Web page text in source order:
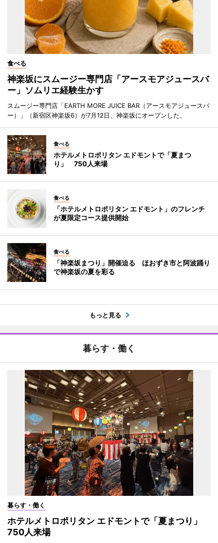
食べる
神楽坂にスムージー専門店「アースモアジュースバ
ー」ソムリエ経験生かす
スムージー専門店「EARTH MORE JUICE BAR（アースモアジュースバ
ー）」（新宿区神楽坂6）が7月12日、神楽坂にオープンした。
食べる
ホテルメトロポリタン エドモントで「夏まつ
り」 750人来場
食べる
「ホテルメトロポリタン エドモント」のフレンチ
が夏限定コース提供開始
食べる
「神楽坂まつり」開催迫る ほおずき市と阿波踊り
で神楽坂の夏を彩る
もっと見る
暮らす・働く
暮らす・働く
ホテルメトロポリタン エドモントで「夏まつり」
750人来場